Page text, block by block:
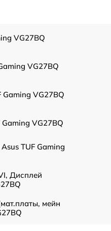
VG27BQ
VG27BQ
Gaming VG27BQ
Gaming VG27BQ
TUF Gaming
Дисплей
мейн